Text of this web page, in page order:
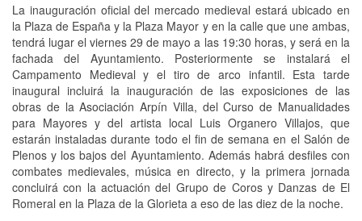
La inauguración oficial del mercado medieval estará ubicado en
la Plaza de España y la Plaza Mayor y en la calle que une ambas,
tendrá lugar el viernes 29 de mayo a las 19:30 horas, y será en la
fachada del Ayuntamiento. Posteriormente se instalará el
Campamento Medieval y el tiro de arco infantil. Esta tarde
inaugural incluirá la inauguración de las exposiciones de las
obras de la Asociación Arpín Villa, del Curso de Manualidades
para Mayores y del artista local Luis Organero Villajos, que
estarán instaladas durante todo el fin de semana en el Salón de
Plenos y los bajos del Ayuntamiento. Además habrá desfiles con
combates medievales, música en directo, y la primera jornada
concluirá con la actuación del Grupo de Coros y Danzas de El
Romeral en la Plaza de la Glorieta a eso de las diez de la noche.